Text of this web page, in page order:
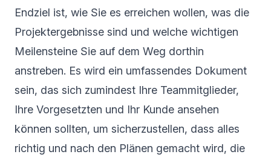
Endziel ist, wie Sie es erreichen wollen, was die
Projektergebnisse sind und welche wichtigen
Meilensteine Sie auf dem Weg dorthin
anstreben. Es wird ein umfassendes Dokument
sein, das sich zumindest Ihre Teammitglieder,
Ihre Vorgesetzten und Ihr Kunde ansehen
können sollten, um sicherzustellen, dass alles
richtig und nach den Plänen gemacht wird, die